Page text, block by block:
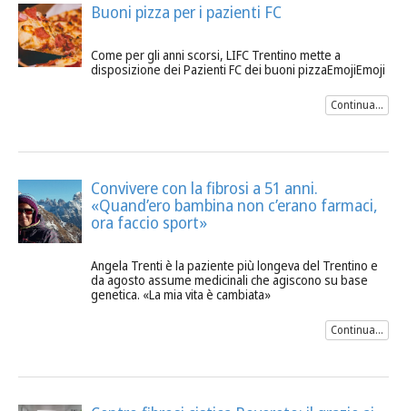
Buoni pizza per i pazienti FC
Come per gli anni scorsi, LIFC Trentino mette a
disposizione dei Pazienti FC dei buoni pizzaEmojiEmoji
Continua...
Convivere con la fibrosi a 51 anni.
«Quand’ero bambina non c’erano farmaci,
ora faccio sport»
Angela Trenti è la paziente più longeva del Trentino e
da agosto assume medicinali che agiscono su base
genetica. «La mia vita è cambiata»
Continua...